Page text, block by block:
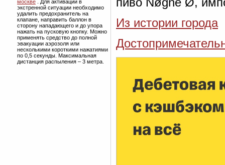
москве . Для активации в
экстренной ситуации необходимо
удалить предохранитель на
клапане, направить баллон в
сторону нападающего и до упора
нажать на пусковую кнопку. Можно
применять средство до полной
эвакуации аэрозоля или
несколькими короткими нажатиями
по 0,5 секунды. Максимальная
дистанция распыления – 3 метра.
Из истории города